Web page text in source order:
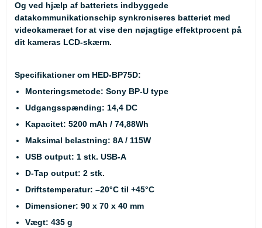
Og ved hjælp af batteriets indbyggede
datakommunikationschip synkroniseres batteriet med
videokameraet for at vise den nøjagtige effektprocent på
dit kameras LCD-skærm.
Specifikationer om HED-BP75D:
Monteringsmetode: Sony BP-U type
Udgangsspænding: 14,4 DC
Kapacitet: 5200 mAh / 74,88Wh
Maksimal belastning: 8A / 115W
USB output: 1 stk. USB-A
D-Tap output: 2 stk.
Driftstemperatur: –20°C til +45°C
Dimensioner: 90 x 70 x 40 mm
Vægt: 435 g